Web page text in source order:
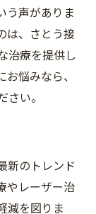
う声がありま
は、さとう接
治療を提供し
悩みなら、
い。
新のトレンド
やレーザー治
減を図りま